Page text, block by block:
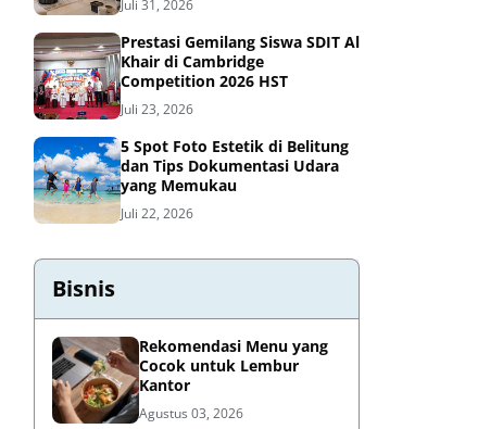
Juli 31, 2026
Prestasi Gemilang Siswa SDIT Al
Khair di Cambridge
Competition 2026 HST
Juli 23, 2026
5 Spot Foto Estetik di Belitung
dan Tips Dokumentasi Udara
yang Memukau
Juli 22, 2026
Bisnis
Rekomendasi Menu yang
Cocok untuk Lembur
Kantor
Agustus 03, 2026